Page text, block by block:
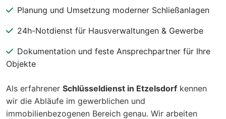
Planung und Umsetzung moderner Schließanlagen
24h-Notdienst für Hausverwaltungen & Gewerbe
Dokumentation und feste Ansprechpartner für Ihre
Objekte
Als erfahrener Schlüsseldienst in Etzelsdorf kennen
wir die Abläufe im gewerblichen und
immobilienbezogenen Bereich genau. Wir arbeiten